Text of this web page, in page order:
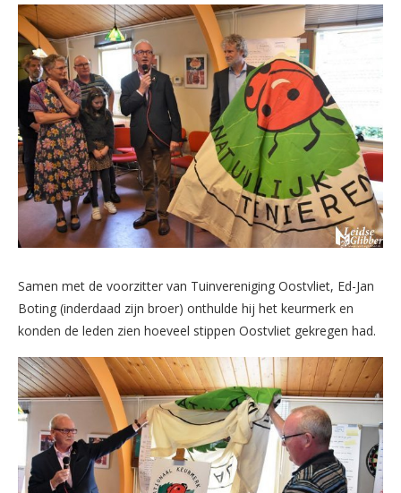
Samen met de voorzitter van Tuinvereniging Oostvliet, Ed-Jan
Boting (inderdaad zijn broer) onthulde hij het keurmerk en
konden de leden zien hoeveel stippen Oostvliet gekregen had.